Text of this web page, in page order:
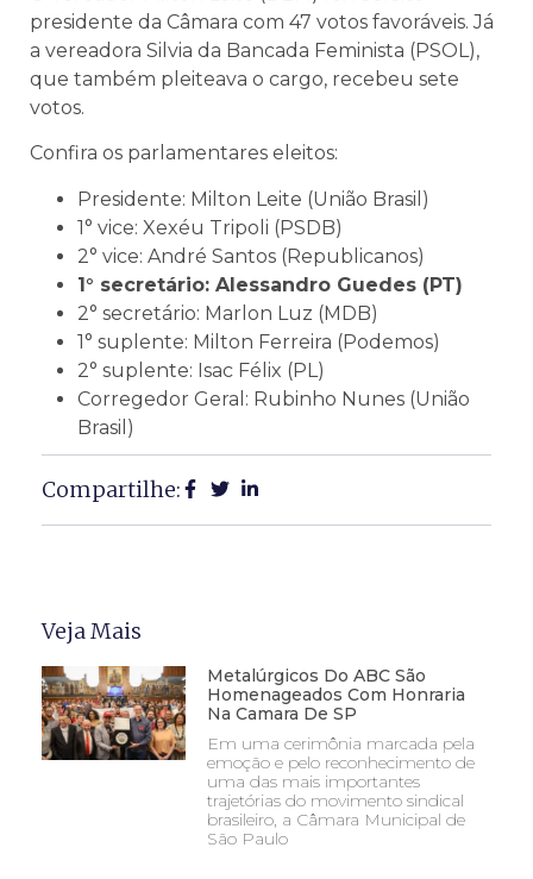
presidente da Câmara com 47 votos favoráveis. Já
a vereadora Silvia da Bancada Feminista (PSOL),
que também pleiteava o cargo, recebeu sete
votos.
Confira os parlamentares eleitos:
Presidente: Milton Leite (União Brasil)
1° vice: Xexéu Tripoli (PSDB)
2° vice: André Santos (Republicanos)
1° secretário: Alessandro Guedes (PT)
2° secretário: Marlon Luz (MDB)
1° suplente: Milton Ferreira (Podemos)
2° suplente: Isac Félix (PL)
Corregedor Geral: Rubinho Nunes (União
Brasil)
Compartilhe:
Veja Mais
Metalúrgicos Do ABC São
Homenageados Com Honraria
Na Camara De SP
Em uma cerimônia marcada pela
emoção e pelo reconhecimento de
uma das mais importantes
trajetórias do movimento sindical
brasileiro, a Câmara Municipal de
São Paulo